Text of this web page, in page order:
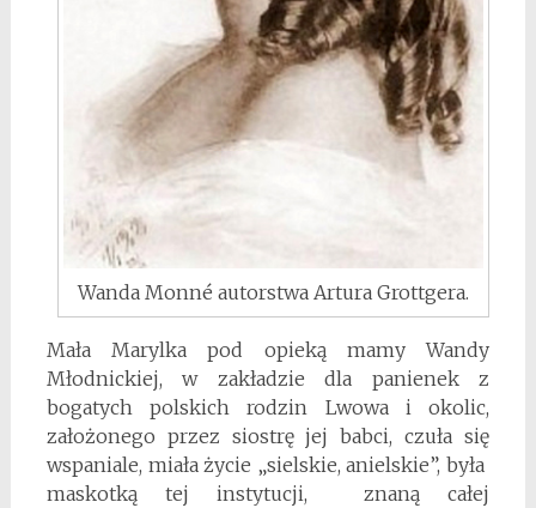
Wanda Monné autorstwa Artura Grottgera.
Mała Marylka pod opieką mamy Wandy
Młodnickiej, w zakładzie dla panienek z
bogatych polskich rodzin Lwowa i okolic,
założonego przez siostrę jej babci, czuła się
wspaniale, miała życie „sielskie, anielskie”, była
maskotką tej instytucji, znaną całej